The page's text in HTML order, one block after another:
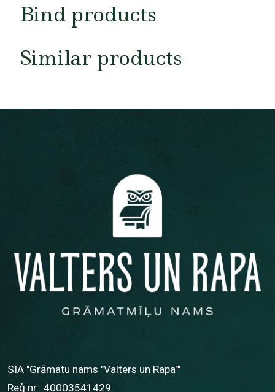
Bind products
Similar products
SIA "Grāmatu nams "Valters un Rapa""
Reģ.nr.: 40003541429